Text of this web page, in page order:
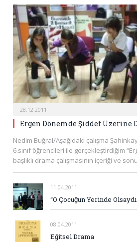
28.12.2011
Ergen Dönemde Şiddet Üzerine
Nedim Buğral/Aşağıdaki çalışma
6.sınıf öğrencileri ile gerçekleştirdiğim
başlıklı drama çalışmasının içeriği ve
11.04.2011
“O Çocuğun Yerinde
08.04.2011
Eğitsel Drama